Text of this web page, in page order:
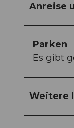
Anreise
Parken
Es gibt
Weitere